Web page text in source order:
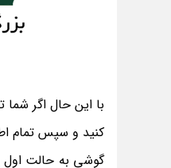
با این حال اگر
گوشی به حالت اول